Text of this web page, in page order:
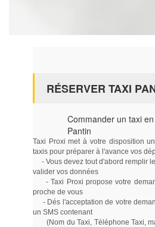
RÉSERVER TAXI
Commander un taxi
Pantin
Taxi Proxi met à votre disposition
taxis pour préparer à l'avance vos
- Vous devez tout d'abord remplir
valider vos données
- Taxi Proxi propose votre
proche de vous
- Dés l'acceptation de votre
un SMS contenant
(Nom du Taxi, Téléphone Taxi,